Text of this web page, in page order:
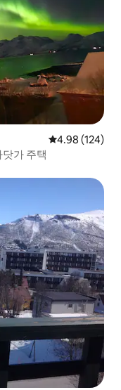
평점 4.98점(5
4.98 (124)
가 주택